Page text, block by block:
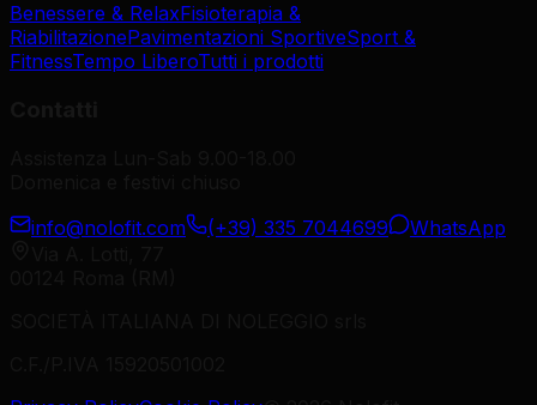
Benessere & RelaxFisioterapia &
RiabilitazionePavimentazioni SportiveSport &
FitnessTempo LiberoTutti i prodotti
info@nolofit.com
(+39) 335 7044699
WhatsApp